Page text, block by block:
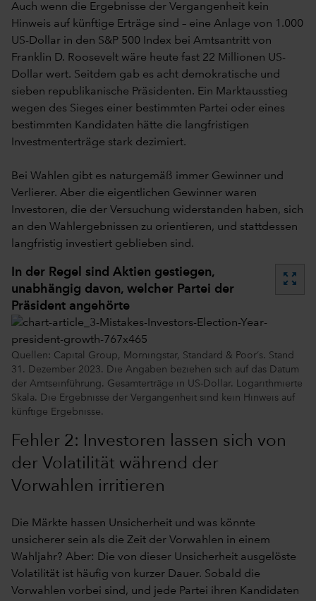
Auch wenn die Ergebnisse der Vergangenheit kein
Hinweis auf künftige Erträge sind – eine Anlage von 1.000
US-Dollar in den S&P 500 Index bei Amtsantritt von
Franklin D. Roosevelt wäre heute fast 22 Millionen US-
Dollar wert. Seitdem gab es acht demokratische und
sieben republikanische Präsidenten. Ein Marktausstieg
wegen des Sieges einer bestimmten Partei oder eines
bestimmten Kandidaten hätte die langfristigen
Investmenterträge stark dezimiert.
Bei Wahlen gibt es naturgemäß immer Gewinner und
Verlierer. Aber die eigentlichen Gewinner waren
Investoren, die der Versuchung widerstanden haben, sich
an den Wahlergebnissen zu orientieren, und stattdessen
langfristig investiert geblieben sind.
In der Regel sind Aktien gestiegen,
unabhängig davon, welcher Partei der
Präsident angehörte
zoom_out_map
Quellen: Capital Group, Morningstar, Standard & Poor‘s. Stand
31. Dezember 2023. Die Angaben beziehen sich auf das Datum
der Amtseinführung. Gesamterträge in US-Dollar. Logarithmierte
Skala. Die Ergebnisse der Vergangenheit sind kein Hinweis auf
künftige Ergebnisse.
Fehler 2: Investoren lassen sich von
der Volatilität während der
Vorwahlen irritieren
Die Märkte hassen Unsicherheit und was könnte
unsicherer sein als die Zeit der Vorwahlen in einem
Wahljahr? Aber: Die von dieser Unsicherheit ausgelöste
Volatilität ist häufig von kurzer Dauer. Sobald die
Vorwahlen vorbei sind, und jede Partei ihren Kandidaten